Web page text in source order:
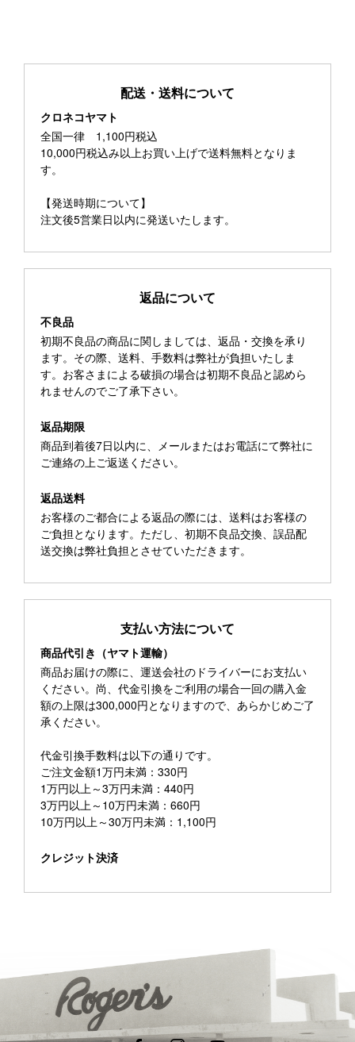
配送・送料について
クロネコヤマト
全国一律 1,100円税込
10,000円税込み以上お買い上げで送料無料となりま
す。
【発送時期について】
注文後5営業日以内に発送いたします。
返品について
不良品
初期不良品の商品に関しましては、返品・交換を承り
ます。その際、送料、手数料は弊社が負担いたしま
す。お客さまによる破損の場合は初期不良品と認めら
れませんのでご了承下さい。
返品期限
商品到着後7日以内に、メールまたはお電話にて弊社に
ご連絡の上ご返送ください。
返品送料
お客様のご都合による返品の際には、送料はお客様の
ご負担となります。ただし、初期不良品交換、誤品配
送交換は弊社負担とさせていただきます。
支払い方法について
商品代引き（ヤマト運輸）
商品お届けの際に、運送会社のドライバーにお支払い
ください。尚、代金引換をご利用の場合一回の購入金
額の上限は300,000円となりますので、あらかじめご了
承ください。
代金引換手数料は以下の通りです。
ご注文金額1万円未満：330円
1万円以上～3万円未満：440円
3万円以上～10万円未満：660円
10万円以上～30万円未満：1,100円
クレジット決済